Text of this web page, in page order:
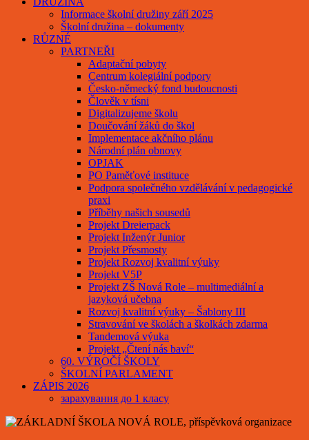
Informace školní družiny září 2025
Školní družina – dokumenty
RŮZNÉ
PARTNEŘI
Adaptační pobyty
Centrum kolegiální podpory
Česko-německý fond budoucnosti
Člověk v tísni
Digitalizujeme školu
Doučování žáků do škol
Implementace akčního plánu
Národní plán obnovy
OPJAK
PO Paměťové instituce
Podpora společného vzdělávání v pedagogické
praxi
Příběhy našich sousedů
Projekt Dreierpack
Projekt Inženýr Junior
Projekt Přesmosty
Projekt Rozvoj kvalitní výuky
Projekt V5P
Projekt ZŠ Nová Role – multimediální a
jazyková učebna
Rozvoj kvalitní výuky – Šablony III
Stravování ve školách a školkách zdarma
Tandemová výuka
Projekt „Čtení nás baví“
60. VÝROČÍ ŠKOLY
ŠKOLNÍ PARLAMENT
ZÁPIS 2026
зарахування до 1 класу